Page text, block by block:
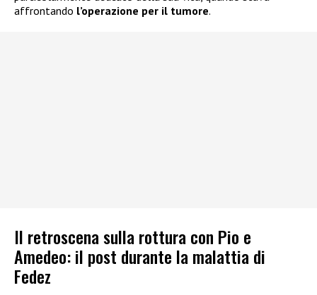
affrontando l’operazione per il tumore.
Il retroscena sulla rottura con Pio e
Amedeo: il post durante la malattia di
Fedez